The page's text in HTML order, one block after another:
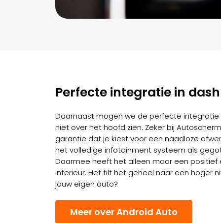
Perfecte integratie in
Daarnaast mogen we de perfecte
niet over het hoofd zien. Zeker bij
garantie dat je kiest voor een naadloze
het volledige infotainment systeem als
Daarmee heeft het alleen maar een
interieur. Het tilt het geheel naar een hoger
jouw eigen auto?
Meer over Android Auto